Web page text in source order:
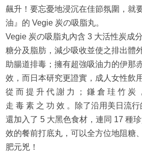
飆升！要忘憂地浸沉在佳節氛圍，就
油』的 Vegie 炭の吸脂丸。
Vegie 炭の吸脂丸內含 3 大活性炭成
糖分及脂肪，減少吸收並使之排出體
助腸道排毒；擁有超強吸油力的伊那
效，而日本研究更證實，成人女性飲
從 而 提 升 代 謝 力 ； 鎌 倉 珪 竹 炭
走 毒 素 之 功 效 。除了沿用美日流行
還加入了 5 大黑色食材，連同 17 種
效的餐前打底丸，可以全方位地阻糖
肥元兇！